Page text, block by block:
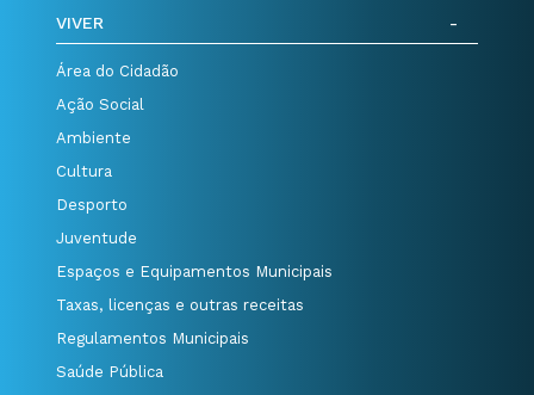
VIVER
Área do Cidadão
Ação Social
Ambiente
Cultura
Desporto
Juventude
Espaços e Equipamentos Municipais
Taxas, licenças e outras receitas
Regulamentos Municipais
Saúde Pública